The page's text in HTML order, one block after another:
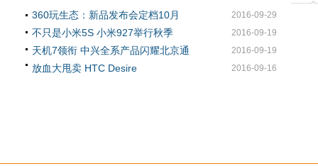
2016-09-29
360玩生态：新品发布会定档10月
2016-09-19
不只是小米5S 小米927举行秋季
2016-09-19
天机7领衔 中兴全系产品闪耀北京通
2016-09-16
放血大甩卖 HTC Desire